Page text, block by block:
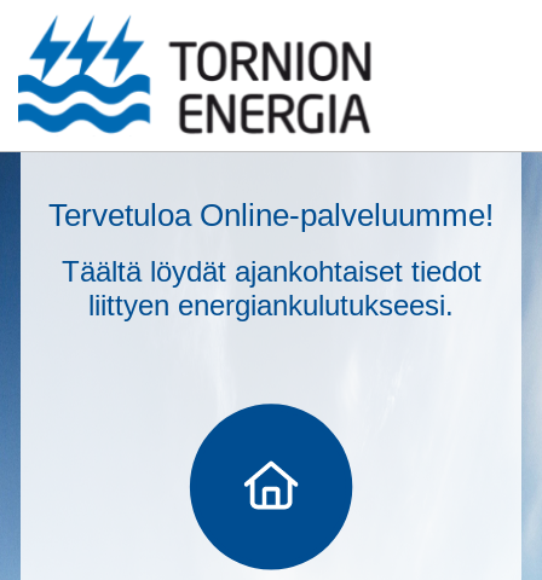
Tervetuloa Online-palveluumme!
Täältä löydät ajankohtaiset tiedot
liittyen energiankulutukseesi.